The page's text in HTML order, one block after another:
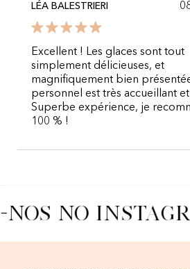
LÉA BALESTRIERI
Excellent ! Les glaces sont tout
simplement délicieuses, et
magnifiquement bien
personnel est très accueillant
Superbe expérience, je
100 % !
NOS NO